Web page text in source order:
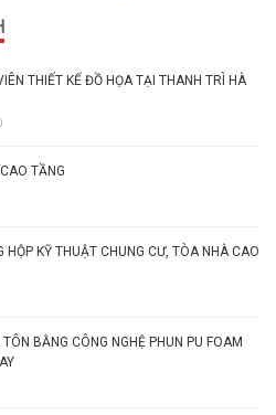
THIẾT KẾ ĐỒ HỌA TẠI THANH TRÌ HÀ
TẦNG
HỘP KỸ THUẬT CHUNG CƯ, TÒA NHÀ CAO
BẰNG CÔNG NGHỆ PHUN PU FOAM